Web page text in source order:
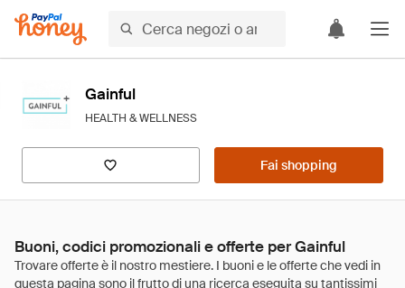
Gainful
HEALTH & WELLNESS
Fai shopping
Buoni, codici promozionali e offerte per Gainful